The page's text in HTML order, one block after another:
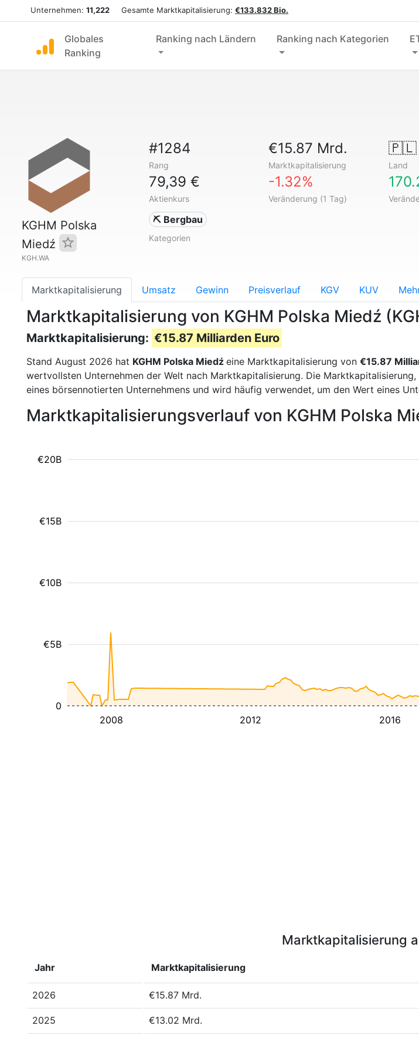
Unternehmen: 11,222 Gesamte Marktkapitalisierung: €133.832 Bio.
Globales
Ranking
Ranking nach Ländern Ranking nach Kategorien
KGHM Polska
Miedź
KGH.WA
#1284
Rang
€15.87 Mrd.
Marktkapitalisierung
🇵🇱
Land
79,39 €
Aktienkurs
-1.32%
Veränderung (1 Tag)
⛏️ Bergbau
Kategorien
Marktkapitalisierung Umsatz Gewinn Preisverlauf KGV KUV
Marktkapitalisierung von KGHM Polska Miedź
Marktkapitalisierung: €15.87 Milliarden Euro
Stand August 2026 hat KGHM Polska Miedź eine Marktkapitalisierung von €15.87
wertvollsten Unternehmen der Welt nach Marktkapitalisierung. Die
eines börsennotierten Unternehmens und wird häufig verwendet, um den Wert eines
Marktkapitalisierungsverlauf von KGHM Polska
2008 2012 2016
€5B
€10B
€15B
€20B
0
Marktkapitalisierung
Jahr Marktkapitalisierung
2026 €15.87 Mrd.
2025 €13.02 Mrd.